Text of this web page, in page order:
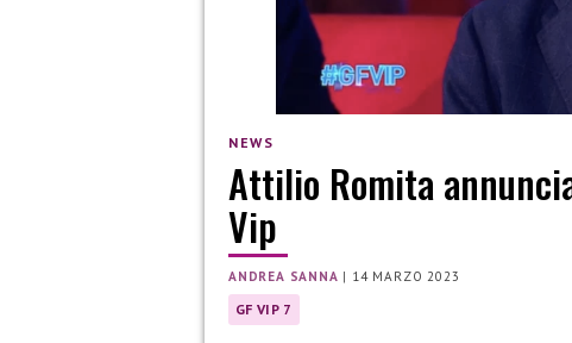
NEWS
Attilio Romita
Vip
ANDREA SANNA | 14 MARZO 2023
GF VIP 7